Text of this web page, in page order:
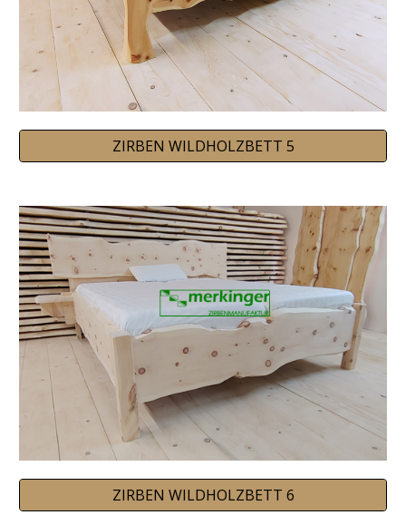
ZIRBEN WILDHOLZBETT 5
ZIRBEN WILDHOLZBETT 6